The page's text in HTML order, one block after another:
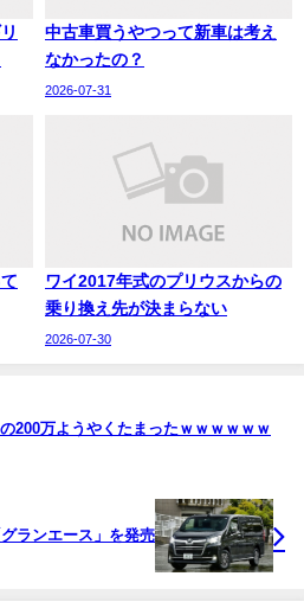
中古車買うやつって新車は考え
なかったの？
2026-07-31
ワイ2017年式のプリウスからの
乗り換え先が決まらない
2026-07-30
200万ようやくたまったｗｗｗｗｗｗ
ランエース」を発売